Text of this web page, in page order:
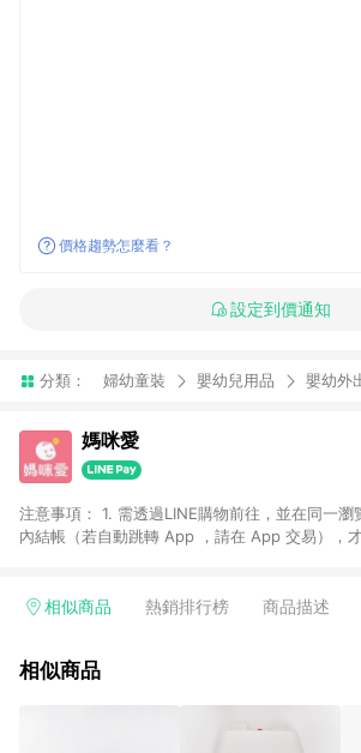
價格趨勢怎麼看？
設定到價通知
分類： 婦幼童裝 嬰幼兒用品 嬰幼外
媽咪愛
注意事項： 1. 需透過LINE購物前往，並在同一瀏覽器於 24 小時
內結帳（若自動跳轉 App ，請在 App 交易），
請更新至 3.9 才具贈點資格。 5. 點數將於廠商出貨後 30 天後發
車標示為準。 7. LINE購物導購回饋無法與媽咪愛站上折價券並
/ 瑪利歐玩具 / LEGO樂高 / 尿布 / 橋樑書 / 中高
相似商品 熱銷排行榜 商品描述
相似商品